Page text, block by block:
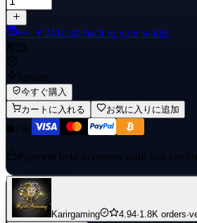
+≈ ￥241cash back to your wallet
配送
Instant
今すぐ購入
カートに入れる
お気に入りに追加
Payment held in escrow until you
Karirgaming 4.94·1.8K orders·